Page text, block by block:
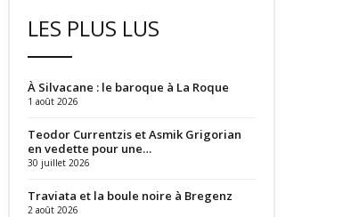
LES PLUS LUS
À Silvacane : le baroque à La Roque
1 août 2026
Teodor Currentzis et Asmik Grigorian
en vedette pour une…
30 juillet 2026
Traviata et la boule noire à Bregenz
2 août 2026